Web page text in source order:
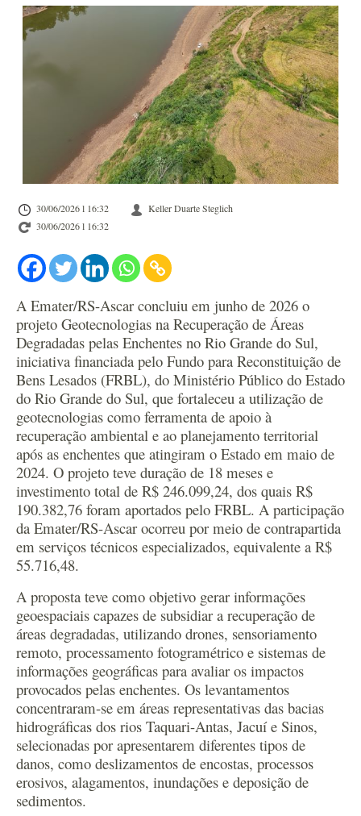
30/06/2026 l 16:32
Keller Duarte Steglich
30/06/2026 l 16:32
A Emater/RS-Ascar concluiu em junho de 2026 o
projeto Geotecnologias na Recuperação de Áreas
Degradadas pelas Enchentes no Rio Grande do Sul,
iniciativa financiada pelo Fundo para Reconstituição de
Bens Lesados (FRBL), do Ministério Público do Estado
do Rio Grande do Sul, que fortaleceu a utilização de
geotecnologias como ferramenta de apoio à
recuperação ambiental e ao planejamento territorial
após as enchentes que atingiram o Estado em maio de
2024. O projeto teve duração de 18 meses e
investimento total de R$ 246.099,24, dos quais R$
190.382,76 foram aportados pelo FRBL. A participação
da Emater/RS-Ascar ocorreu por meio de contrapartida
em serviços técnicos especializados, equivalente a R$
55.716,48.
A proposta teve como objetivo gerar informações
geoespaciais capazes de subsidiar a recuperação de
áreas degradadas, utilizando drones, sensoriamento
remoto, processamento fotogramétrico e sistemas de
informações geográficas para avaliar os impactos
provocados pelas enchentes. Os levantamentos
concentraram-se em áreas representativas das bacias
hidrográficas dos rios Taquari-Antas, Jacuí e Sinos,
selecionadas por apresentarem diferentes tipos de
danos, como deslizamentos de encostas, processos
erosivos, alagamentos, inundações e deposição de
sedimentos.